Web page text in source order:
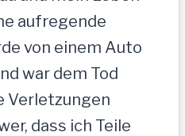
aufregende
von einem Auto
war dem Tod
Verletzungen
dass ich Teile